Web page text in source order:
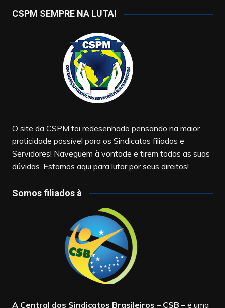
CSPM SEMPRE NA LUTA!
O site da CSPM foi redesenhado pensando na maior
praticidade possível para os Sindicatos filiados e
Servidores! Naveguem à vontade e tirem todas as suas
dúvidas. Estamos aqui para lutar por seus direitos!
Somos filiados à
A Central dos Sindicatos Brasileiros – CSB –é uma